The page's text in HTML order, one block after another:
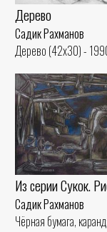
Дерево
Садик Рахманов
Дерево (42x30) -
Из серии Сукок.
Садик Рахманов
Чёрная бумага,